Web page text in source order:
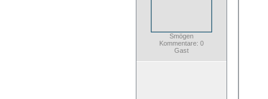
Smögen
Kommentare: 0
Gast